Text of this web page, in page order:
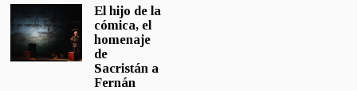
El hijo de la
cómica, el
homenaje
de
Sacristán a
Fernán